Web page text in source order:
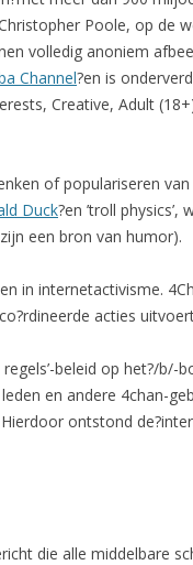
Poole, op de
volledig anoniem
Channel?en is
Creative, Adult
of populariseren
Duck?en ’troll
een bron van humor).
in internetactivisme.
acties
beleid op het?/
en andere 4chan-
ontstond
die alle middelbare